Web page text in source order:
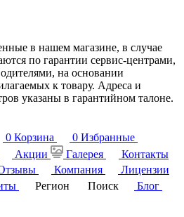
в нашем магазине, в случае
по гарантии сервис-центрами,
на основании
к товару. Адреса и
указаны в гарантийном талоне.
0 Корзина 0 Избранные
Акции Галерея
Контакты
Компания
Лицензии
Регион Поиск
Блог